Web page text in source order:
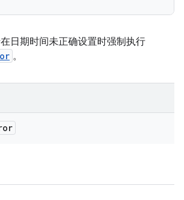
日期时间未正确设置时强制执行
。